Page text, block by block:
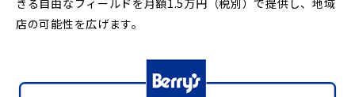
店の可能性を広げます。